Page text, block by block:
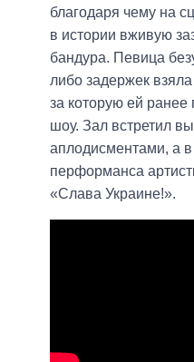
благодаря чему на
в истории вживую
бандура. Певица
либо задержек
за которую ей
шоу. Зал встретил
аплодисментами, а в
перформанса
«Слава Украине!».